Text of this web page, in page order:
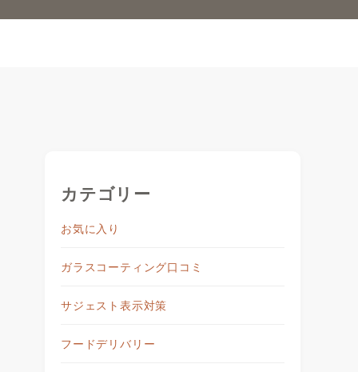
カテゴリー
お気に入り
ガラスコーティング口コミ
サジェスト表示対策
フードデリバリー